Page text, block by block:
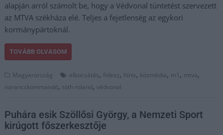
alapján arról számolt be, hogy a Védvonal tüntetést szervezett
az MTVA székháza elé. Teljes a fejetlenség az egykori
kormánypártoknál.
TOVÁBB OLVASOM
Magyarország elbocsátás, fidesz, hírtv, közmédia, m1 , mtva,
narancskommandó, tóth roland,védvonal
Puhára esik Szöllősi György, a Nemzeti Sport
kirúgott főszerkesztője